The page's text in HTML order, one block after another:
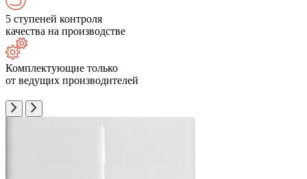
5 ступеней контроля
качества на производстве
Комплектующие только
от ведущих производителей